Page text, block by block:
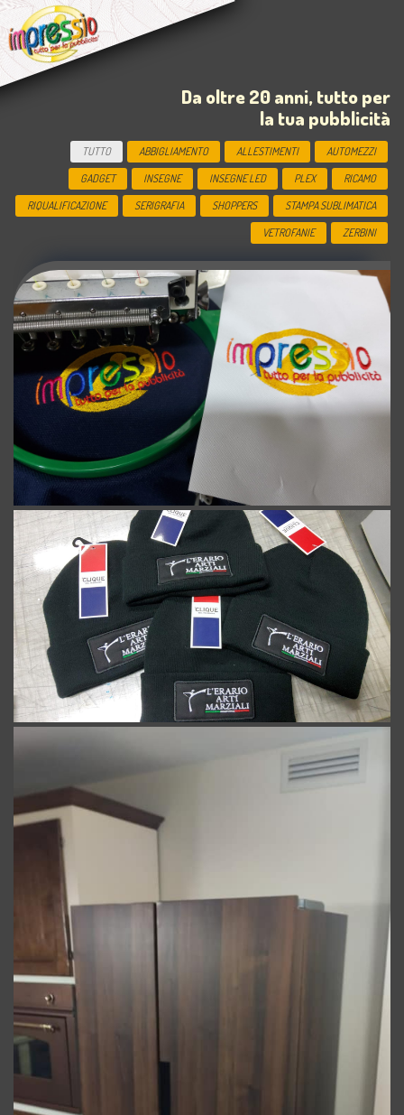
Salta
al
contenuto
Da oltre 20 anni, tutto per
la tua pubblicità
TUTTO ABBIGLIAMENTO ALLESTIMENTI
AUTOMEZZI
GADGET
INSEGNE INSEGNE LED PLEX
RICAMO
RIQUALIFICAZIONE
SERIGRAFIA SHOPPERS
STAMPA SUBLIMATICA
VETROFANIE
ZERBINI